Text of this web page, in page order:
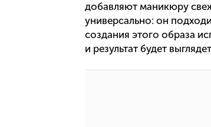
добавляют маникюру
универсально: он
создания этого образа
и результат будет